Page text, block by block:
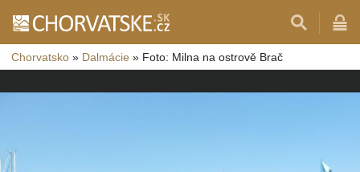
Chorvatsko » Dalmácie » Foto: Milna na ostrově Brač